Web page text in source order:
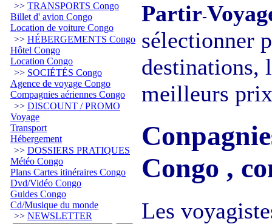
>> TRANSPORTS Congo
Billet d' avion Congo
Location de voiture Congo
>> HÉBERGEMENTS Congo
Hôtel Congo
Location Congo
>> SOCIÉTÉS Congo
Agence de voyage Congo
Compagnies aériennes Congo
>> DISCOUNT / PROMO
Voyage
Transport
Hébergement
>> DOSSIERS PRATIQUES
Météo Congo
Plans Cartes itinéraires Congo
Dvd/Vidéo Congo
Guides Congo
Cd/Musique du monde
>> NEWSLETTER
Partir-
sélectionner
destinations,
meilleurs
Congo ,
Les